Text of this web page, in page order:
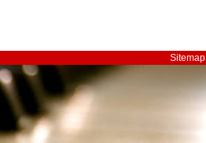
Sitemap